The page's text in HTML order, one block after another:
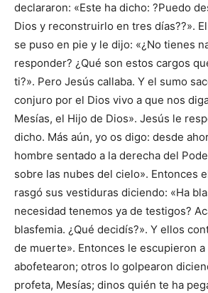
declararon: «Este ha dicho: ?Puedo
Dios y reconstruirlo en tres días??».
se puso en pie y le dijo: «¿No tienes
responder? ¿Qué son estos cargos
ti?». Pero Jesús callaba. Y el sumo
conjuro por el Dios vivo a que nos
Mesías, el Hijo de Dios». Jesús le
dicho. Más aún, yo os digo: desde
hombre sentado a la derecha del
sobre las nubes del cielo». Entonces
rasgó sus vestiduras diciendo: «Ha
necesidad tenemos ya de testigos?
blasfemia. ¿Qué decidís?». Y ellos
de muerte». Entonces le escupieron a
abofetearon; otros lo golpearon
profeta, Mesías; dinos quién te ha